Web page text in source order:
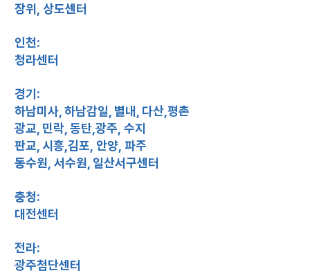
장위, 상도센터
인천:
청라센터
경기:
하남미사, 하남감일, 별내, 다산, 평촌
광교, 민락, 동탄, 광주, 수지
판교, 시흥, 김포, 안양, 파주
동수원, 서수원, 일산서구센터
충청:
대전센터
전라:
광주첨단센터